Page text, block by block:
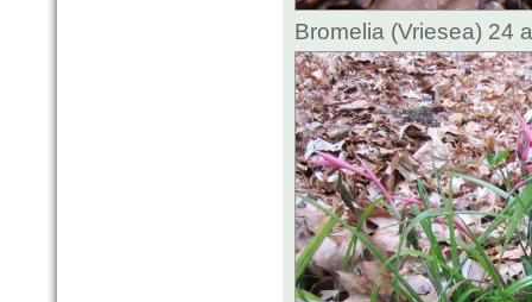
Bromelia (Vriesea) 24